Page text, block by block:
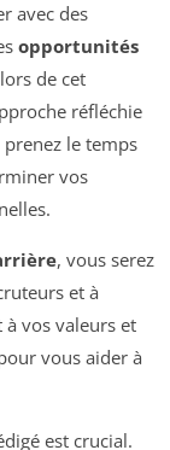
avec des
opportunités
de cet
réfléchie
le temps
vos
, vous serez
et à
vos valeurs et
vous aider à
est crucial.